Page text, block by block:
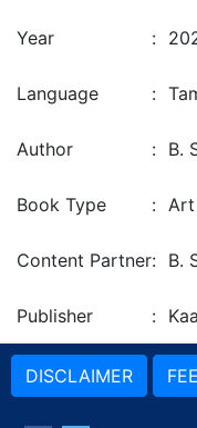
Year :
Language :
Author : B.
Book Type : Art
Content Partner: B.
Publisher :
DISCLAIMER